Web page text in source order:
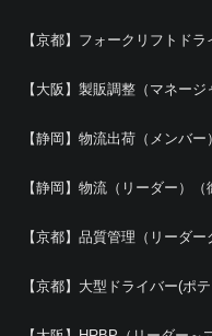
【京都】フォークリフトド
【大阪】製販調整（マネージ
【静岡】物流出荷（メンバー
【静岡】物流（リーダー）（
【京都】品質管理（リーダー
【京都】大型ドライバー(ポ